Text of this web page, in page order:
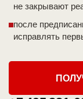
не закрывают
после
исправлять